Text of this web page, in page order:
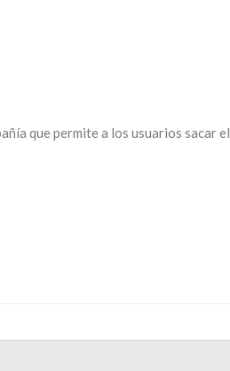
que permite a los usuarios sacar